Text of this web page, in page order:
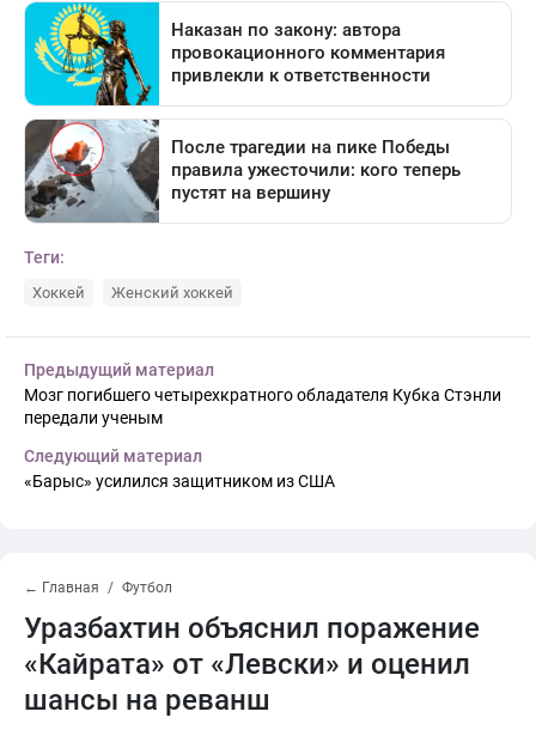
Теги:
Хоккей Женский хоккей
Предыдущий материал
Мозг погибшего четырехкратного обладателя Кубка Стэнли
передали ученым
Следующий материал
«Барыс» усилился защитником из США
← Главная Футбол
Уразбахтин объяснил поражение
«Кайрата» от «Левски» и оценил
шансы на реванш